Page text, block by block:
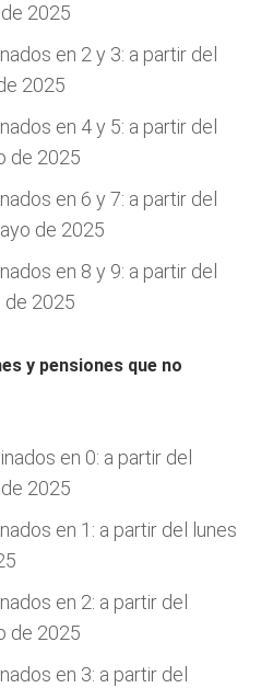
2025
en 2 y 3: a partir del
2025
en 4 y 5: a partir del
de 2025
en 6 y 7: a partir del
de 2025
en 8 y 9: a partir del
de 2025
y pensiones que no
en 0: a partir del
2025
en 1: a partir del lunes
en 2: a partir del
de 2025
en 3: a partir del